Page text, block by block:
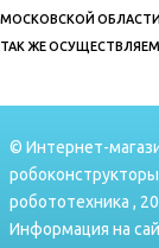
МОСКОВСКОЙ ОБЛАСТИ
ТАК ЖЕ
© Интернет-
робототехника ,
Информация на